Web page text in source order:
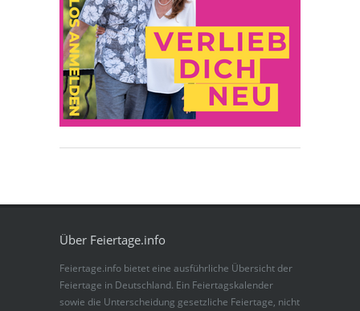
Über Feiertage.info
Feiertage.info bietet eine ausführliche Übersicht der
Feiertage in Deutschland. Ein Feiertagskalender
sowie die Unterscheidung gesetzliche Feiertage, nicht